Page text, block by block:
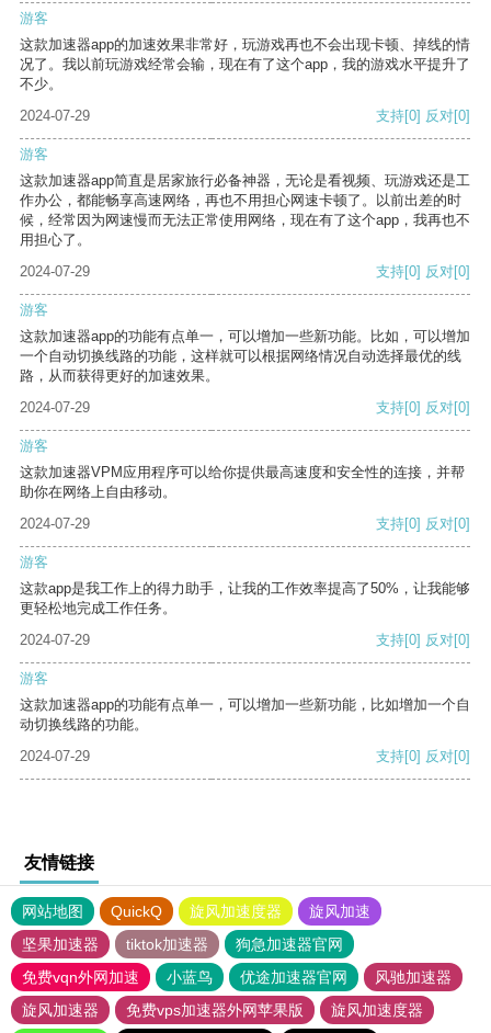
游客
这款加速器app的加速效果非常好，玩游戏再也不会出现卡顿、掉线的情
况了。我以前玩游戏经常会输，现在有了这个app，我的游戏水平提升了
不少。
2024-07-29
支持[0] 反对[0]
游客
这款加速器app简直是居家旅行必备神器，无论是看视频、玩游戏还是工
作办公，都能畅享高速网络，再也不用担心网速卡顿了。以前出差的时
候，经常因为网速慢而无法正常使用网络，现在有了这个app，我再也不
用担心了。
2024-07-29
支持[0] 反对[0]
游客
这款加速器app的功能有点单一，可以增加一些新功能。比如，可以增加
一个自动切换线路的功能，这样就可以根据网络情况自动选择最优的线
路，从而获得更好的加速效果。
2024-07-29
支持[0] 反对[0]
游客
这款加速器VPM应用程序可以给你提供最高速度和安全性的连接，并帮
助你在网络上自由移动。
2024-07-29
支持[0] 反对[0]
游客
这款app是我工作上的得力助手，让我的工作效率提高了50%，让我能够
更轻松地完成工作任务。
2024-07-29
支持[0] 反对[0]
游客
这款加速器app的功能有点单一，可以增加一些新功能，比如增加一个自
动切换线路的功能。
2024-07-29
支持[0] 反对[0]
友情链接
网站地图 QuickQ 旋风加速度器
旋风加速
坚果加速器
tiktok加速器
狗急加速器官网
免费vqn外网加速
小蓝鸟 优途加速器官网
风驰加速器
旋风加速器
免费vps加速器外网苹果版
旋风加速度器